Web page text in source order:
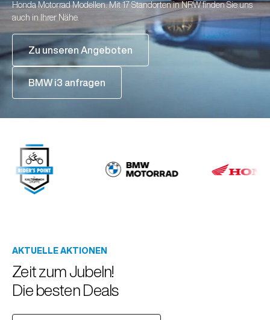
Honda Motorrad Modellen. Mit 17 Standorten in NRW finden Sie uns
auch in Ihrer Nähe.
Zu unseren Angeboten
BMW i3 anfragen
AKTUELLE AKTIONEN
Zeit zum Jubeln!
Die besten Deals